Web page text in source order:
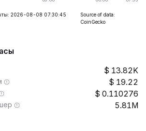
2026-08-08 07:30:45
Source of data:
CoinGecko
13.82K
19.22
0.110276
5.81M